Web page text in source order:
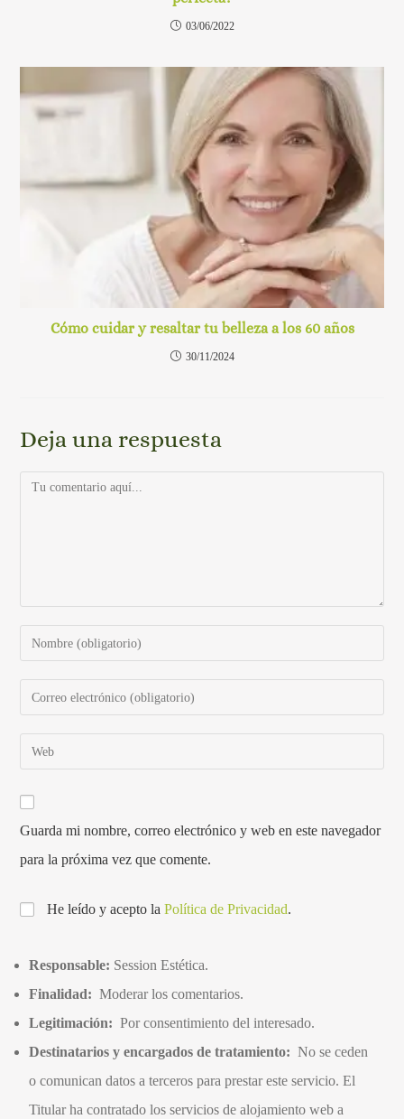
03/06/2022
Cómo cuidar y resaltar tu belleza a los 60 años
30/11/2024
Deja una respuesta
Guarda mi nombre, correo electrónico y web en este navegador
para la próxima vez que comente.
He leído y acepto laPolítica de Privacidad.
Responsable: Session Estética.
Finalidad: Moderar los comentarios.
Legitimación: Por consentimiento del interesado.
Destinatarios y encargados de tratamiento: No se ceden
o comunican datos a terceros para prestar este servicio. El
Titular ha contratado los servicios de alojamiento web a